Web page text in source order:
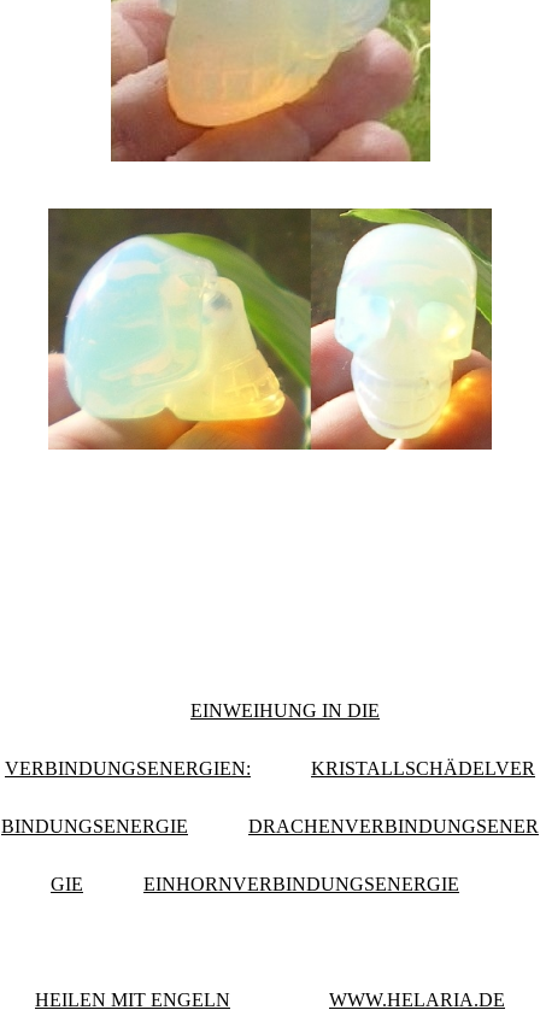
EINWEIHUNG IN DIE
VERBINDUNGSENERGIEN: KRISTALLSCHÄDELVER
BINDUNGSENERGIE DRACHENVERBINDUNGSENER
GIE EINHORNVERBINDUNGSENERGIE
HEILEN MIT ENGELN WWW.HELARIA.DE